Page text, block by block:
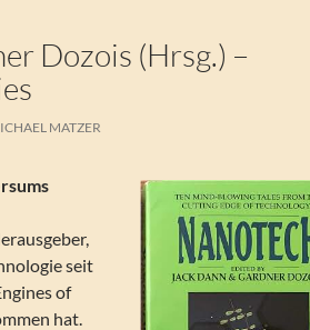
Dozois (Hrsg.) –
MATZER
seit
of
hat.